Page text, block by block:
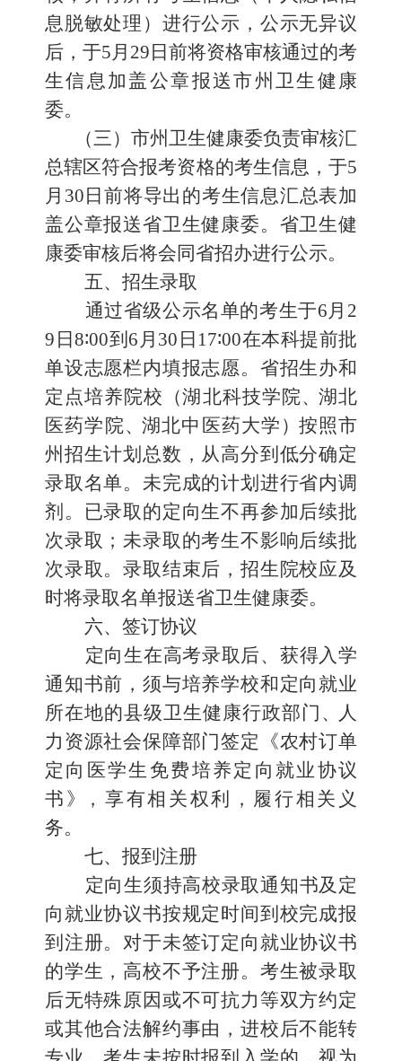
息脱敏处理） 进行公示， 公示无异议
后， 于5月 29 日前将资格审核通过的考
生信息加盖公章报送市州卫生健康
委。
（三）市州卫生健康委负责审核汇
总辖区符合报考资格的考生信息， 于5
月 30 日前将导出的考生信息汇总表加
盖公章报送省卫生健康委。省卫生健
康委审核后将会同省招办进行公示。
五、招生录取
通过省级公示名单的考生于6月 2
9 日 8∶00到 6 月 30 日 17∶00在本科提前批
单设志愿栏内填报志愿。省招生办和
定点培养院校
（湖北科技学院、 湖北
医药学院、湖北中医药大学 ） 按照市
州招生计划总数，从高分到低分确定
录取名单。未完成的计划进行省内调
剂。已录取的定向生不再参加后续批
次录取；未录取 的考生不影响后续批
次录取。录取结束后，招生院校应及
时将录取名单报送省卫生健康委。
六、签订协议
定向生在高考录取后、获得入学
通知书前，须与培养学校和定向就业
所在地的县级卫生健康行政部门 、
人
力资源社会保障部门签定《农村订单
定向医学生免费培养定向就业协议
书 》 ，享有相关权利 ，履行相关 义
务。
七、 报到注册
定向生须持高校录取通知书及定
向就业协议书按规定时间到校完成报
到注册。对于未签订定向就业协议书
的学生，高校不予注册。考生被录取
后无特殊原因或不可抗力等双方约定
或其他合法解约事由，进校后不能转